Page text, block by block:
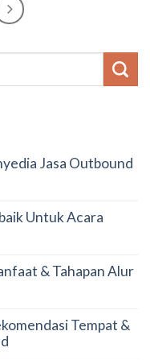
Jasa Outbound
Untuk Acara
& Tahapan Alur
Tempat &